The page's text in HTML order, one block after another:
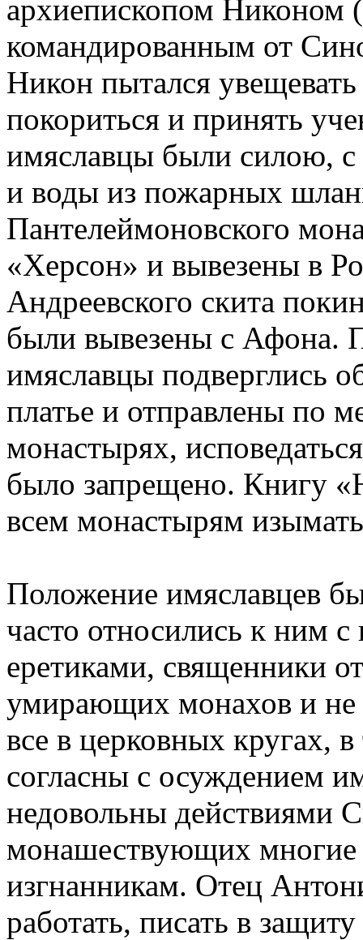
архиепископом Никоном
командированным от
Никон пытался
покориться и принять
имяславцы были силою,
и воды из пожарных
Пантелеймоновского
«Херсон» и вывезены в
Андреевского скита
были вывезены с Афона.
имяславцы подверглись
платье и отправлены по
монастырях,
было запрещено. Книгу
всем монастырям
Положение имяславцев
часто относились к ним
еретиками, священники
умирающих монахов и не
все в церковных кругах,
согласны с осуждением
недовольны действиями
монашествующих многие
изгнанникам. Отец
работать, писать в